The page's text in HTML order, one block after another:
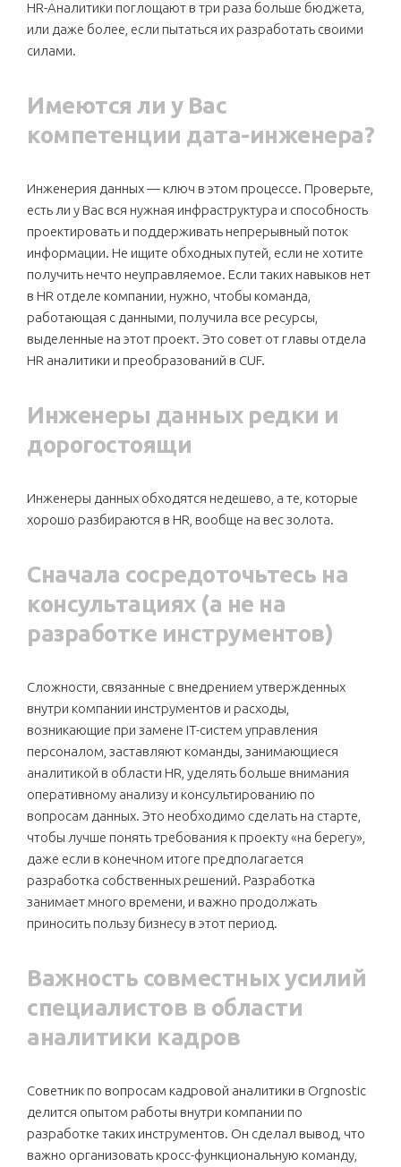
HR-Аналитики поглощают в три раза больше бюджета,
или даже более, если пытаться их разработать своими
силами.
Имеются ли у Вас
компетенции дата-инженера?
Инженерия данных — ключ в этом процессе. Проверьте,
есть ли у Вас вся нужная инфраструктура и способность
проектировать и поддерживать непрерывный поток
информации. Не ищите обходных путей, если не хотите
получить нечто неуправляемое. Если таких навыков нет
в HR отделе компании, нужно, чтобы команда,
работающая с данными, получила все ресурсы,
выделенные на этот проект. Это совет от главы отдела
HR аналитики и преобразований в CUF.
Инженеры данных редки и
дорогостоящи
Инженеры данных обходятся недешево, а те, которые
хорошо разбираются в HR, вообще на вес золота.
Сначала сосредоточьтесь на
консультациях (а не на
разработке инструментов)
Сложности, связанные с внедрением утвержденных
внутри компании инструментов и расходы,
возникающие при замене IT-систем управления
персоналом, заставляют команды, занимающиеся
аналитикой в области HR, уделять больше внимания
оперативному анализу и консультированию по
вопросам данных. Это необходимо сделать на старте,
чтобы лучше понять требования к проекту «на берегу»,
даже если в конечном итоге предполагается
разработка собственных решений. Разработка
занимает много времени, и важно продолжать
приносить пользу бизнесу в этот период.
Важность совместных усилий
специалистов в области
аналитики кадров
Советник по вопросам кадровой аналитики в Orgnostic
делится опытом работы внутри компании по
разработке таких инструментов. Он сделал вывод, что
важно организовать кросс-функциональную команду,